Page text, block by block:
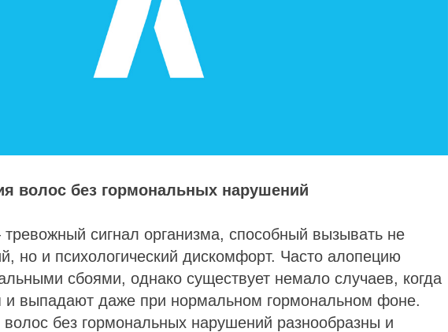
волос без гормональных нарушений
сигнал организма, способный вызывать не
но и психологический дискомфорт. Часто алопецию
сбоями, однако существует немало случаев, когда
и выпадают даже при нормальном гормональном фоне.
без гормональных нарушений разнообразны и